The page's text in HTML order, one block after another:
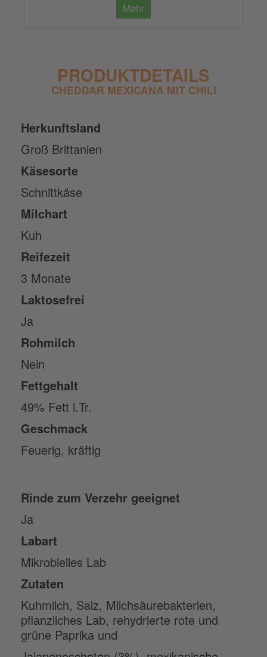
Mehr
PRODUKTDETAILS
CHEDDAR MEXICANA MIT CHILI
Herkunftsland
Groß Brittanien
Käsesorte
Schnittkäse
Milchart
Kuh
Reifezeit
3 Monate
Laktosefrei
Ja
Rohmilch
Nein
Fettgehalt
49% Fett i.Tr.
Geschmack
Feuerig, kräftig
Rinde zum Verzehr geeignet
Ja
Labart
Mikrobielles Lab
Zutaten
Kuhmilch, Salz, Milchsäurebakterien,
pflanzliches Lab, rehydrierte rote und
grüne Paprika und